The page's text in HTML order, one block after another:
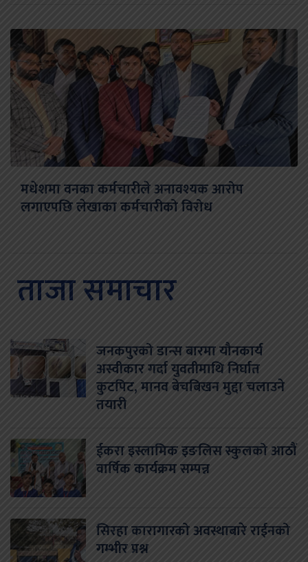
मधेशमा वनका कर्मचारीले अनावश्यक आरोप
लगाएपछि लेखाका कर्मचारीको विरोध
ताजा समाचार
जनकपुरको डान्स बारमा यौनकार्य
अस्वीकार गर्दा युवतीमाथि निर्घात
कुटपिट, मानव बेचबिखन मुद्दा चलाउने
तयारी
ईकरा इस्लामिक इङलिस स्कुलको आठौं
वार्षिक कार्यक्रम सम्पन्न
सिरहा कारागारको अवस्थाबारे राईनको
गम्भीर प्रश्न